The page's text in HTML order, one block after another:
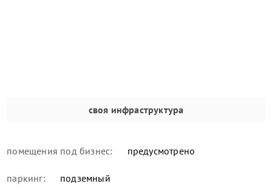
своя инфраструктура
помещения под бизнес: предусмотрено
паркинг: подземный